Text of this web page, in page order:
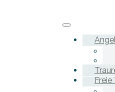
Freie